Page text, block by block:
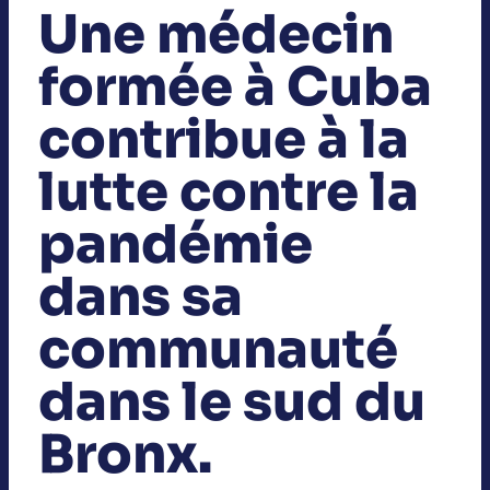
Une médecin
formée à Cuba
contribue à la
lutte contre la
pandémie
dans sa
communauté
dans le sud du
Bronx.